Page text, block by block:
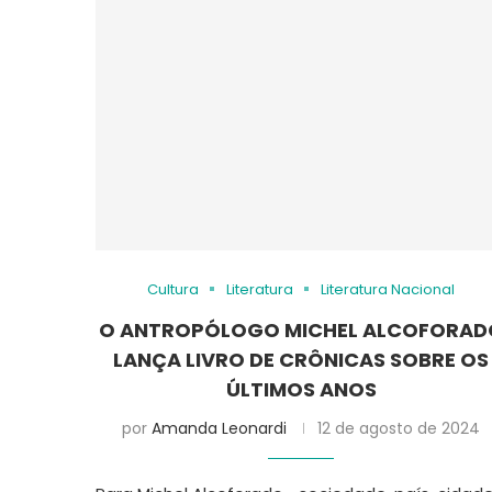
Cultura Literatura Literatura Nacional
O ANTROPÓLOGO MICHEL
LANÇA LIVRO DE CRÔNICAS SOBRE OS
ÚLTIMOS ANOS
porAmanda Leonardi 12 de agosto de 2024